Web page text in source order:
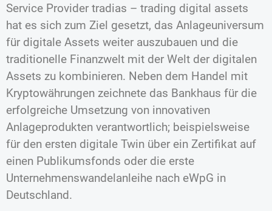
Service Provider tradias – trading digital assets
hat es sich zum Ziel gesetzt, das Anlageuniversum
für digitale Assets weiter auszubauen und die
traditionelle Finanzwelt mit der Welt der digitalen
Assets zu kombinieren. Neben dem Handel mit
Kryptowährungen zeichnete das Bankhaus für die
erfolgreiche Umsetzung von innovativen
Anlageprodukten verantwortlich; beispielsweise
für den ersten digitale Twin über ein Zertifikat auf
einen Publikumsfonds oder die erste
Unternehmenswandelanleihe nach eWpG in
Deutschland.